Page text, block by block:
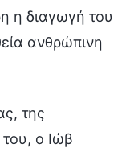
η διαγωγή του
ανθρώπινη
της
ο Ιώβ